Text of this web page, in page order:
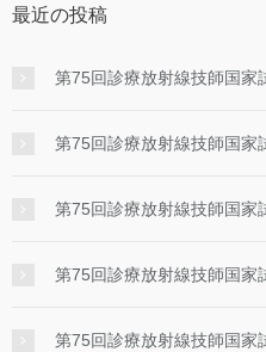
最近の投稿
第75回診療放射線技師国家
第75回診療放射線技師国家
第75回診療放射線技師国家
第75回診療放射線技師国家
第75回診療放射線技師国家